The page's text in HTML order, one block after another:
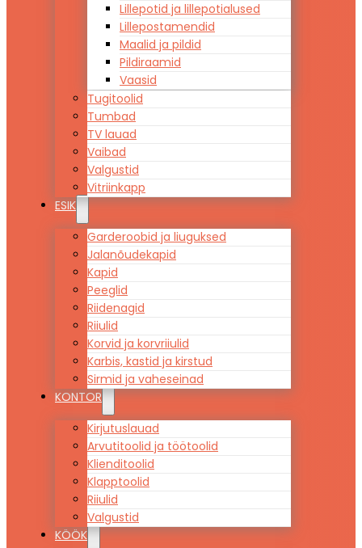
Lillepotid ja lillepotialused
Lillepostamendid
Maalid ja pildid
Pildiraamid
Vaasid
Tugitoolid
Tumbad
TV lauad
Vaibad
Valgustid
Vitriinkapp
ESIK
Garderoobid ja liuguksed
Jalanõudekapid
Kapid
Peeglid
Riidenagid
Riiulid
Korvid ja korvriiulid
Karbis, kastid ja kirstud
Sirmid ja vaheseinad
KONTOR
Kirjutuslauad
Arvutitoolid ja töötoolid
Klienditoolid
Klapptoolid
Riiulid
Valgustid
KÖÖK